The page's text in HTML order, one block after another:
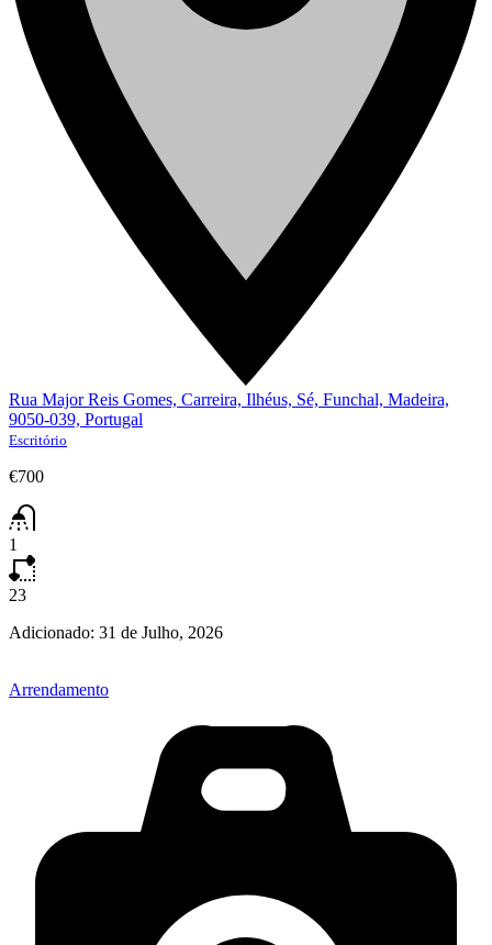
Rua Major Reis Gomes, Carreira, Ilhéus, Sé, Funchal, Madeira,
9050-039, Portugal
Escritório
€700
1
23
Adicionado: 31 de Julho, 2026
Arrendamento